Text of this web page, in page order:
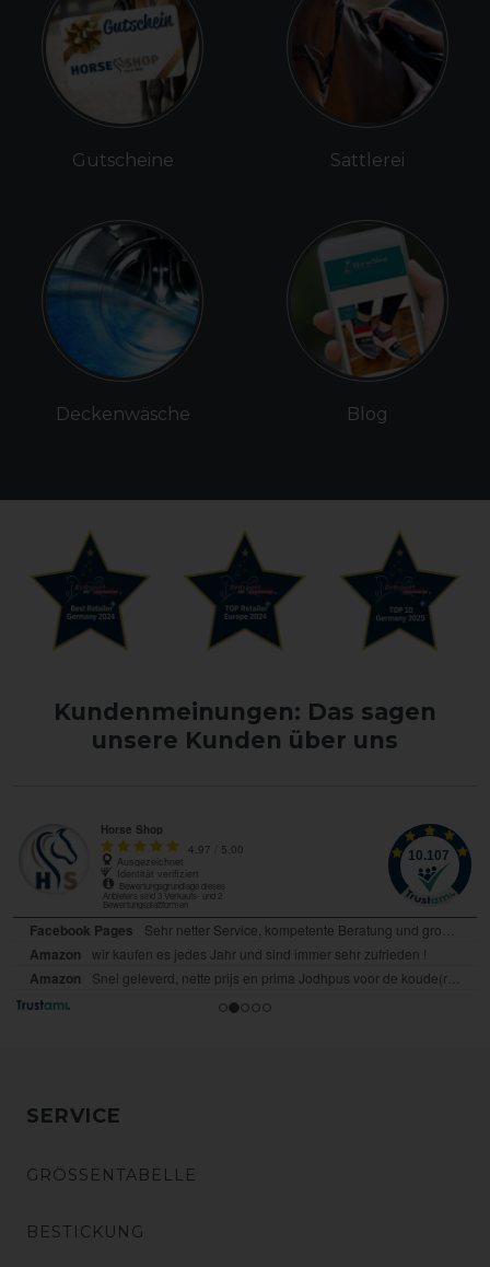
Gutscheine
Deckenwäsche
Sattlerei
Blog
Kundenmeinungen: Das sagen
unsere Kunden über uns
SERVICE
GRÖSSENTABELLE
BESTICKUNG